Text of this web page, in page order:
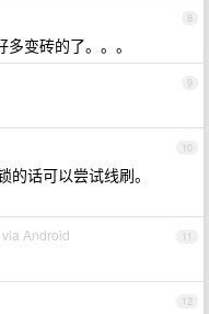
8
变砖的了。。。
9
10
话可以尝试线刷。
11
Android
12